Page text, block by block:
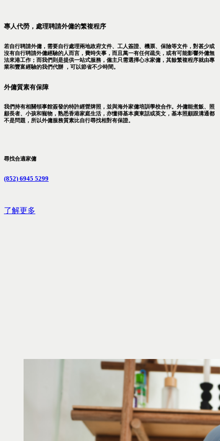
專人代勞，處理聘請外傭的繁複程序
若自行聘請外傭，需要自行處理兩地政府文件、工人簽證、機票、保險等文件，對甚少或
沒有自行聘請外傭經驗的人而言，費時失事，而且萬一有任何疏失，或有可能影響外傭無
法來港工作；而我們則是提供一站式服務，僱主只需選擇心水家傭，其餘繁複程序就由專
業和豐富經驗的我們代辦 ，可以節省不少時間。
外傭質素有保障
我們持有相關領事館簽發的特許經營牌照，並與海外家傭培訓學校合作。外傭能煮飯、照
顧長者、小孩和寵物，熟悉香港家庭生活，亦懂得基本廣東話或英文，基本照顧跟溝通都
不是問題，所以外傭服務質素比自行尋找相對有保證。
尋找合適家傭
(852) 6945 5299
了解更多